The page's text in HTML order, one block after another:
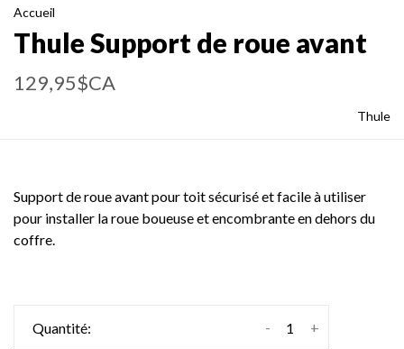
Accueil
Thule Support de roue avant
129,95$CA
Thule
Support de roue avant pour toit sécurisé et facile à utiliser
pour installer la roue boueuse et encombrante en dehors du
coffre.
Quantité: +
-